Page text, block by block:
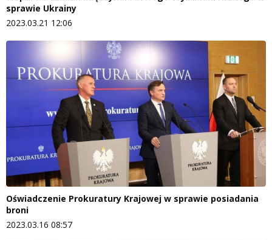
sprawie Ukrainy
2023.03.21 12:06
Oświadczenie Prokuratury Krajowej w sprawie posiadania
broni
2023.03.16 08:57